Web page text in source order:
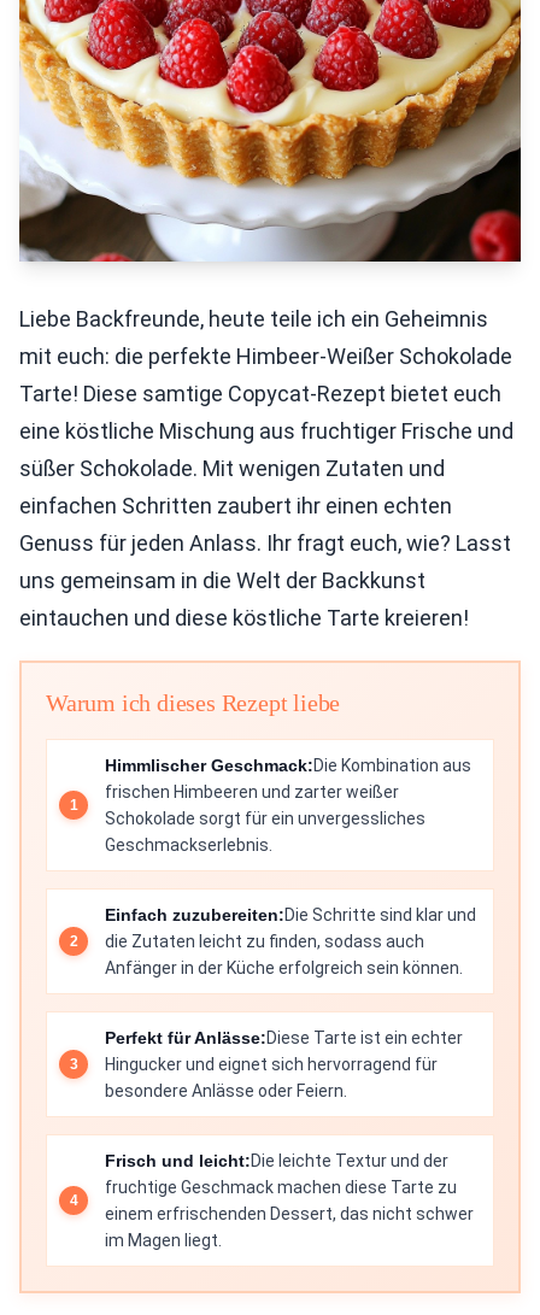
Liebe Backfreunde, heute teile ich ein Geheimnis
mit euch: die perfekte Himbeer-Weißer Schokolade
Tarte! Diese samtige Copycat-Rezept bietet euch
eine köstliche Mischung aus fruchtiger Frische und
süßer Schokolade. Mit wenigen Zutaten und
einfachen Schritten zaubert ihr einen echten
Genuss für jeden Anlass. Ihr fragt euch, wie? Lasst
uns gemeinsam in die Welt der Backkunst
eintauchen und diese köstliche Tarte kreieren!
Warum ich dieses Rezept liebe
Himmlischer Geschmack:Die Kombination aus
frischen Himbeeren und zarter weißer
Schokolade sorgt für ein unvergessliches
Geschmackserlebnis.
Einfach zuzubereiten:Die Schritte sind klar und
die Zutaten leicht zu finden, sodass auch
Anfänger in der Küche erfolgreich sein können.
Perfekt für Anlässe:Diese Tarte ist ein echter
Hingucker und eignet sich hervorragend für
besondere Anlässe oder Feiern.
Frisch und leicht:Die leichte Textur und der
fruchtige Geschmack machen diese Tarte zu
einem erfrischenden Dessert, das nicht schwer
im Magen liegt.